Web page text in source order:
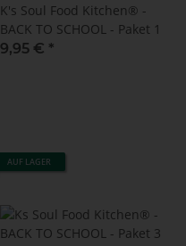
K's Soul Food Kitchen® -
BACK TO SCHOOL - Paket 1
9,95 € *
AUF LAGER